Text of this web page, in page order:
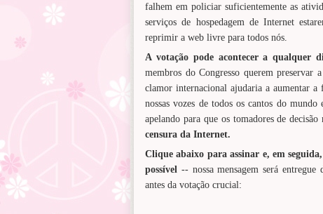
falhem em policiar suficientemente as
serviços de hospedagem de Internet
reprimir a web livre para todos nós.
A votação pode acontecer a qualquer
membros do Congresso querem preservar
clamor internacional ajudaria a aumentar a
nossas vozes de todos os cantos do
apelando para que os tomadores de
censura da Internet.
Clique abaixo para assinar e, em
possível -- nossa mensagem será
antes da votação crucial: